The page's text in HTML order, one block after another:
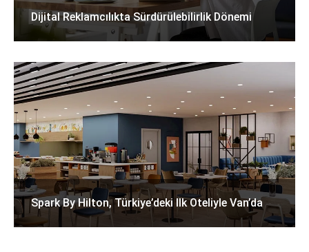
Dijital Reklamcılıkta Sürdürülebilirlik Dönemi
Spark By Hilton, Türkiye’deki Ilk Oteliyle Van’da